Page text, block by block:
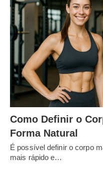
Como Definir o
Forma Natural
É possível definir o corpo
mais rápido e…